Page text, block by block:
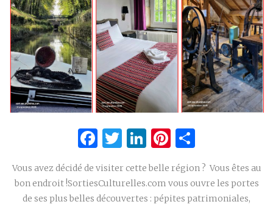
Facebook
Twitter
LinkedIn
Pinterest
Vous avez décidé de visiter cette belle région ? Vous êtes au
bon endroit !SortiesCulturelles.com vous ouvre les portes
de ses plus belles découvertes : pépites patrimoniales,